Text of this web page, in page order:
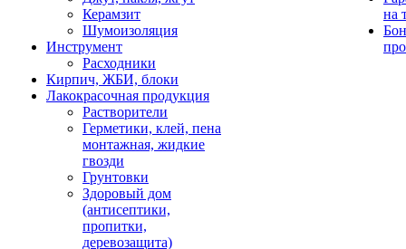
Керамзит
Шумоизоляция
Инструмент
Расходники
Кирпич, ЖБИ, блоки
Лакокрасочная продукция
Растворители
Герметики, клей, пена
монтажная, жидкие
гвозди
Грунтовки
Здоровый дом
(антисептики,
пропитки,
деревозащита)
на